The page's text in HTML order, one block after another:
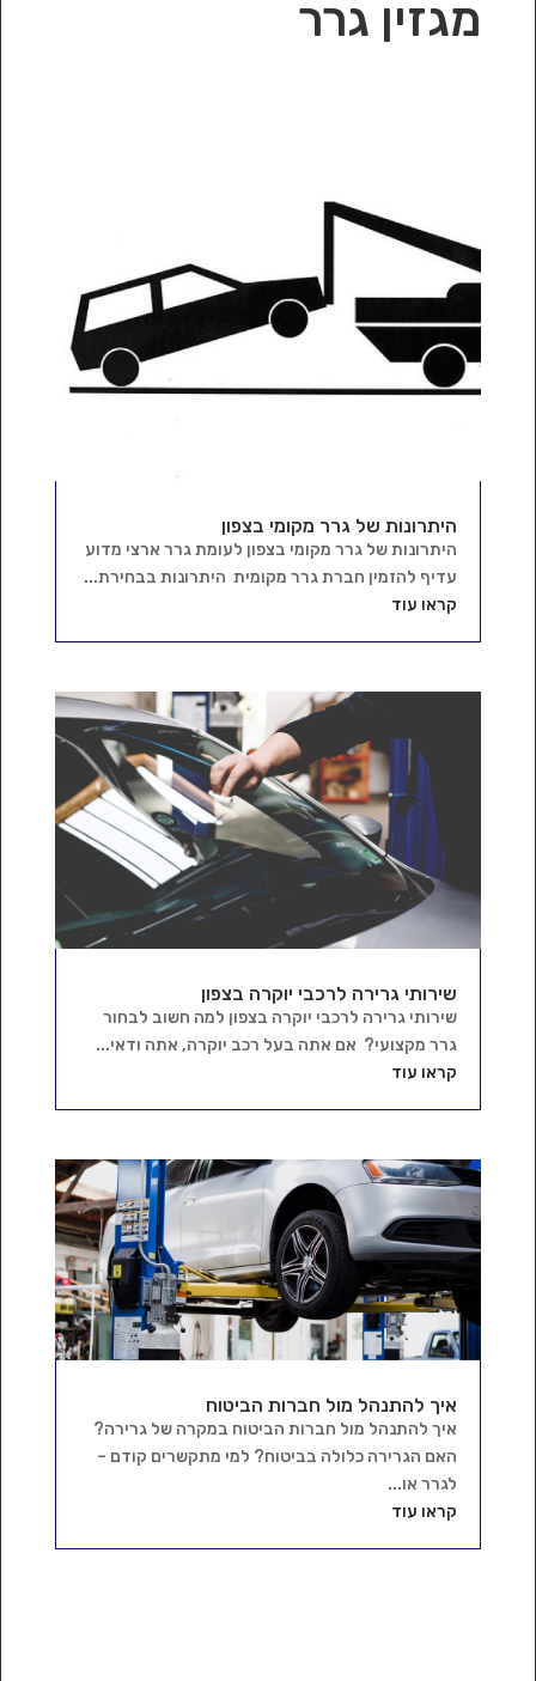
מגזין גרר
היתרונות של גרר מקומי בצפון
היתרונות של גרר מקומי בצפון לעומת גרר ארצי מדוע
עדיף להזמין חברת גרר מקומית היתרונות בבחירת...
קראו עוד
שירותי גרירה לרכבי יוקרה בצפון
שירותי גרירה לרכבי יוקרה בצפון למה חשוב לבחור
גרר מקצועי? אם אתה בעל רכב יוקרה, אתה ודאי...
קראו עוד
איך להתנהל מול חברות הביטוח
איך להתנהל מול חברות הביטוח במקרה של גרירה?
האם הגרירה כלולה בביטוח? למי מתקשרים קודם –
לגרר או...
קראו עוד